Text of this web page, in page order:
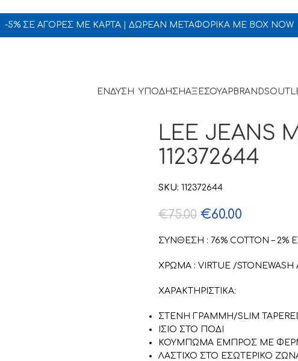
-5% ΣΕ ΑΓΟΡΕΣ ΜΕ ΚΑΡΤΑ | ΔΩΡΕΑΝ ΜΕΤΑΦΟΡΙΚΑ ΜΕ BOX NOW
ΕΝΔΥΣΗ ΥΠΟΔΗΣΗΑΞΕΣΟΥΑΡ BRANDS
LEE JEANS
112372644
SKU: 112372644
€75.00 €60.00
ΣΥΝΘΕΣΗ : 76% COTTON – 2%
ΧΡΩΜΑ : VIRTUE /
ΧΑΡΑΚΤΗΡΙΣΤΙΚΑ:
ΣΤΕΝΗ ΓΡΑΜΜΗ/SLIM
ΙΣΙΟ ΣΤΟ ΠΟΔΙ
ΚΟΥΜΠΩΜΑ ΕΜΠΡΟΣ ΜΕ
ΛΑΣΤΙΧΟ ΣΤΟ ΕΣΩΤΕΡΙΚΟ